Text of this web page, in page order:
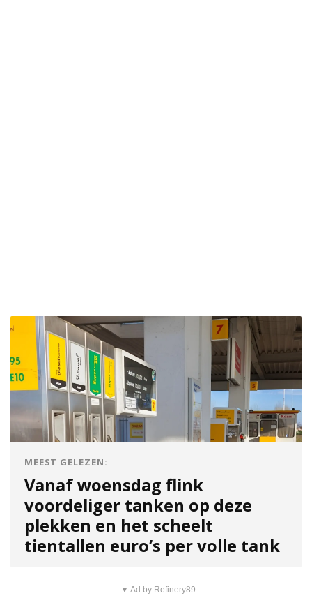
MEEST GELEZEN:
Vanaf woensdag flink
voordeliger tanken op deze
plekken en het scheelt
tientallen euro’s per volle tank
▼ Ad by Refinery89